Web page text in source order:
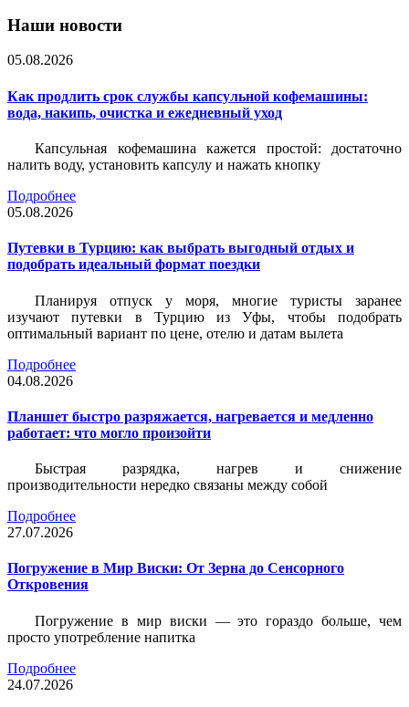
Наши новости
05.08.2026
Как продлить срок службы капсульной кофемашины:
вода, накипь, очистка и ежедневный уход
Капсульная кофемашина кажется простой: достаточно
налить воду, установить капсулу и нажать кнопку
Подробнее
05.08.2026
Путевки в Турцию: как выбрать выгодный отдых и
подобрать идеальный формат поездки
Планируя отпуск у моря, многие туристы заранее
изучают путевки в Турцию из Уфы, чтобы подобрать
оптимальный вариант по цене, отелю и датам вылета
Подробнее
04.08.2026
Планшет быстро разряжается, нагревается и медленно
работает: что могло произойти
Быстрая разрядка, нагрев и снижение
производительности нередко связаны между собой
Подробнее
27.07.2026
Погружение в Мир Виски: От Зерна до Сенсорного
Откровения
Погружение в мир виски — это гораздо больше, чем
просто употребление напитка
Подробнее
24.07.2026